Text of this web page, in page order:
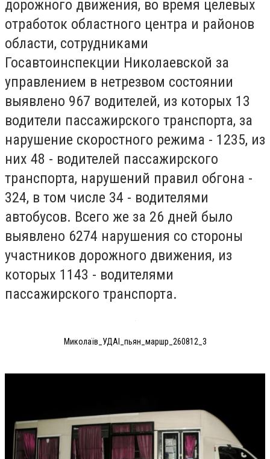
дорожного движения, во время целевых
отработок областного центра и районов
области, сотрудниками
Госавтоинспекции Николаевской за
управлением в нетрезвом состоянии
выявлено 967 водителей, из которых 13
водители пассажирского транспорта, за
нарушение скоростного режима - 1235, из
них 48 - водителей пассажирского
транспорта, нарушений правил обгона -
324, в том числе 34 - водителями
автобусов. Всего же за 26 дней было
выявлено 6274 нарушения со стороны
участников дорожного движения, из
которых 1143 - водителями
пассажирского транспорта.
Миколаїв_УДАІ_пьян_маршр_260812_3